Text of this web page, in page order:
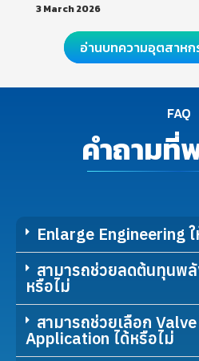
3 March 2026
อ่านบทความอุตสาห
FAQ
คำถามที่
Enlarge Engineering ใ
สามารถช่วยลดต้นทุนพลั
หรือไม่
สามารถช่วยเลือก Valve
Application ได้หรือไม่